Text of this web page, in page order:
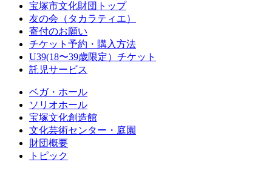
宝塚市文化財団トップ
友の会（タカラティエ）
寄付のお願い
チケット予約・購入方法
U39(18〜39歳限定）チケット
託児サービス
ベガ・ホール
ソリオホール
宝塚文化創造館
文化芸術センター・庭園
財団概要
トピック